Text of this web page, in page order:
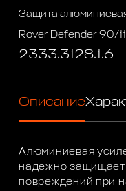
Защита алюминиевая
Rover Defender 90/
2333.3128.1.6
Описание
Алюминиевая
надежно защищает
повреждений при